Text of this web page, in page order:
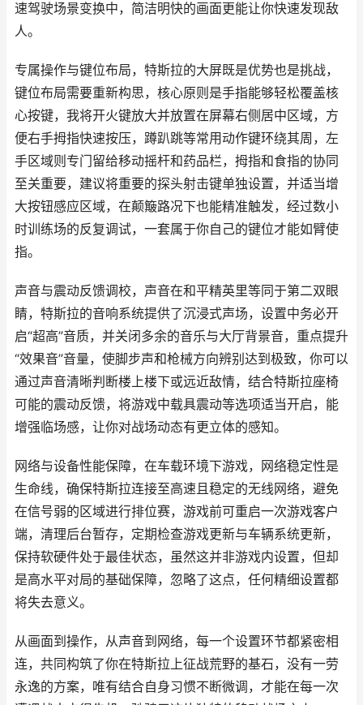
速驾驶场景变换中，简洁明快的画面更能让你快速发现敌
人。
专属操作与键位布局，特斯拉的大屏既是优势也是挑战，
键位布局需要重新构思，核心原则是手指能够轻松覆盖核
心按键，我将开火键放大并放置在屏幕右侧居中区域，方
便右手拇指快速按压，蹲趴跳等常用动作键环绕其周，左
手区域则专门留给移动摇杆和药品栏，拇指和食指的协同
至关重要，建议将重要的探头射击键单独设置，并适当增
大按钮感应区域，在颠簸路况下也能精准触发，经过数小
时训练场的反复调试，一套属于你自己的键位才能如臂使
指。
声音与震动反馈调校，声音在和平精英里等同于第二双眼
睛，特斯拉的音响系统提供了沉浸式声场，设置中务必开
启“超高”音质，并关闭多余的音乐与大厅背景音，重点提升
“效果音”音量，使脚步声和枪械方向辨别达到极致，你可以
通过声音清晰判断楼上楼下或远近敌情，结合特斯拉座椅
可能的震动反馈，将游戏中载具震动等选项适当开启，能
增强临场感，让你对战场动态有更立体的感知。
网络与设备性能保障，在车载环境下游戏，网络稳定性是
生命线，确保特斯拉连接至高速且稳定的无线网络，避免
在信号弱的区域进行排位赛，游戏前可重启一次游戏客户
端，清理后台暂存，定期检查游戏更新与车辆系统更新，
保持软硬件处于最佳状态，虽然这并非游戏内设置，但却
是高水平对局的基础保障，忽略了这点，任何精细设置都
将失去意义。
从画面到操作，从声音到网络，每一个设置环节都紧密相
连，共同构筑了你在特斯拉上征战荒野的基石，没有一劳
永逸的方案，唯有结合自身习惯不断微调，才能在每一次